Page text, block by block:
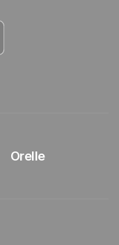
dans le Google
Orelle